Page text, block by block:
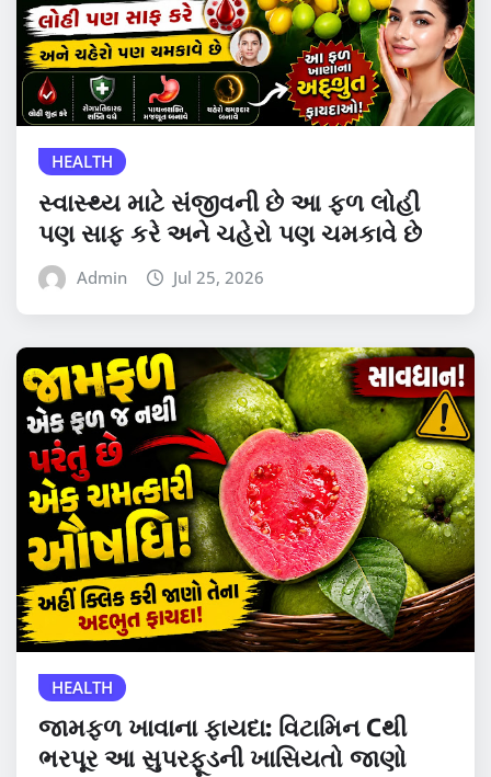
HEALTH
સ્વાસ્થ્ય માટે સંજીવની છે આ ફળ લોહી
પણ સાફ કરે અને ચહેરો પણ ચમકાવે છે
Admin Jul 25, 2026
HEALTH
જામફળ ખાવાના ફાયદા: વિટામિન Cથી
ભરપૂર આ સુપરફૂડની ખાસિયતો જાણો